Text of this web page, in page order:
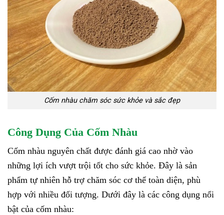
Cốm nhàu chăm sóc sức khỏe và sắc đẹp
Công Dụng Của Cốm Nhàu
Cốm nhàu nguyên chất được đánh giá cao nhờ vào
những lợi ích vượt trội tốt cho sức khỏe. Đây là sản
phẩm tự nhiên hỗ trợ chăm sóc cơ thể toàn diện, phù
hợp với nhiều đối tượng. Dưới đây là các công dụng nổi
bật của cốm nhàu: